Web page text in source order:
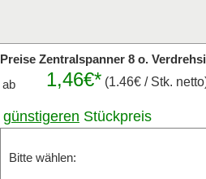
Preise Zentralspanner 8 o.
Bitte wählen:
ab 1,46€* (1.46€ / Stk.
günstigeren Stückpreis
anfragen
Stk.